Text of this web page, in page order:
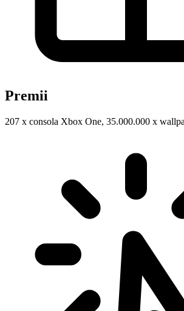
Premii
207 x consola Xbox One, 35.000.000 x